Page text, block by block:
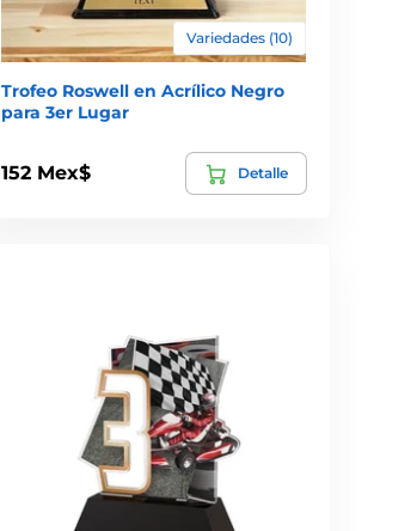
Variedades (10)
Trofeo Roswell en Acrílico Negro
para 3er Lugar
152 Mex$ Detalle